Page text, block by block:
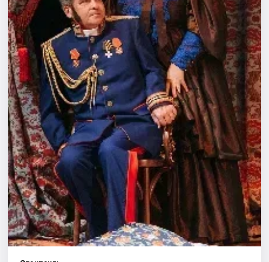
События
Города
Площадки
Артисты
Рейтинги